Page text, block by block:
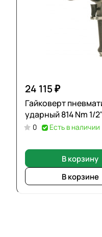
24 115 ₽
Гайковерт
ударный 814
0 Есть в наличии
В корзину
В корзине